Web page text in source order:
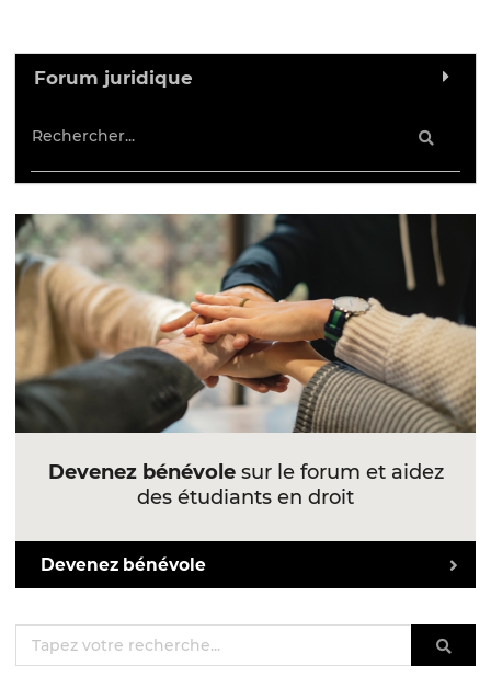
Forum juridique
Devenez bénévolesur le forum et aidez
des étudiants en droit
Devenez bénévole